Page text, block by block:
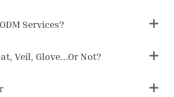
Services?
Veil, Glove...or Not?